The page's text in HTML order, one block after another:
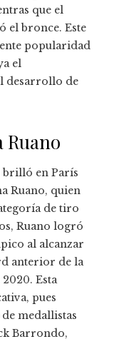
que el
el bronce. Este
popularidad
el
desarrollo de
Ruano
brilló en París
Ruano, quien
de tiro
Ruano logró
al alcanzar
anterior de la
Esta
pues
de medallistas
Barrondo,